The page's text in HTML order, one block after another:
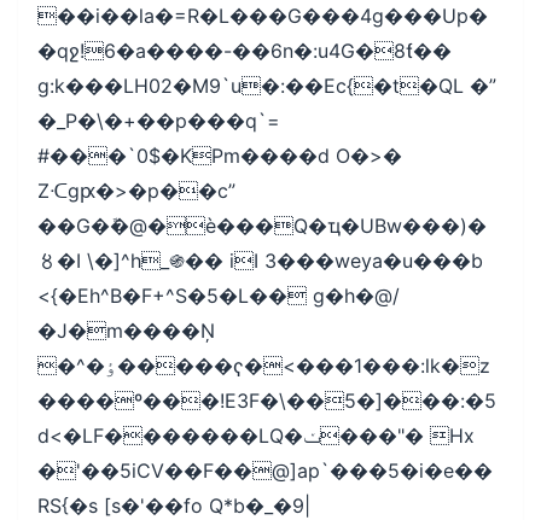
��i��la�=R�L���G���4g���Up�
�qջ!6�a����-��6n�:u4G�8ƭ��
g:k���LH02�M9`u�:��Ec{�t�QL �”
�_P�\�+��p���q`=
#���`0$�KPm����d O�>�
Zᑡgԗ�>�p��c”
��G�ܽ�@�è���Q�ҵ�UBw���)�
〥�I \�]^h_֍�� iI 3���weya�u���b
<{�Eh^B�F+^S�5�L�� g�h�@/
�J�m����Ņ
�^�ٶ�����ҁ�<���1���:lk�z
����º���!E3F�\��5�]���:�5
d<�LF�������LQ�ݖ���"� Hx
�'��5iCV��F��@]ap`���5�i�e��
RS{�s [s�'��fo Q*b�_�9|